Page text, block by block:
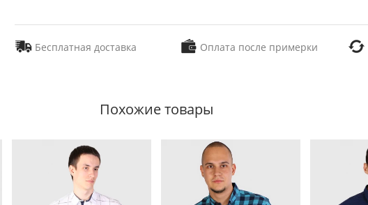
Бесплатная доставка Оплата после примерки
Похожие товары